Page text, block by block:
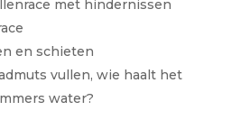
met hindernissen
en schieten
vullen, wie haalt het
water?